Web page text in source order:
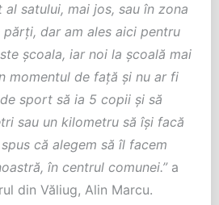
satului, mai jos, sau în zona
părți, dar am ales aici pentru
școala, iar noi la școală mai
momentul de față și nu ar fi
sport să ia 5 copii și să
sau un kilometru să își facă
că alegem să îl facem
în centrul comunei.”a
din Văliug, Alin Marcu.